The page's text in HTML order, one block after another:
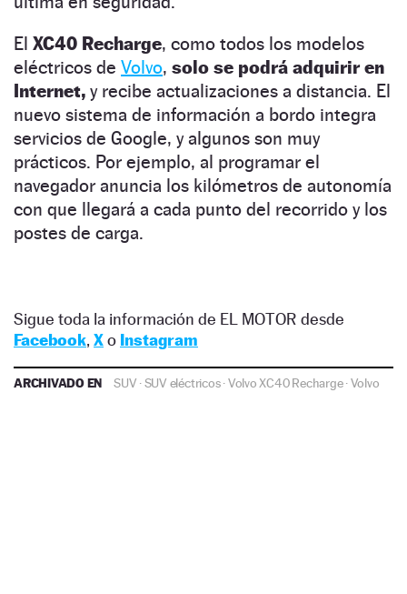
El XC40 Recharge, como todos los modelos
eléctricos de Volvo, solo se podrá adquirir en
Internet, y recibe actualizaciones a distancia. El
nuevo sistema de información a bordo integra
servicios de Google, y algunos son muy
prácticos. Por ejemplo, al programar el
navegador anuncia los kilómetros de autonomía
con que llegará a cada punto del recorrido y los
postes de carga.
Sigue toda la información de EL MOTOR desde
Facebook, Xo Instagram
ARCHIVADO EN SUV ·SUV eléctricos·Volvo XC40 Recharge·Volvo